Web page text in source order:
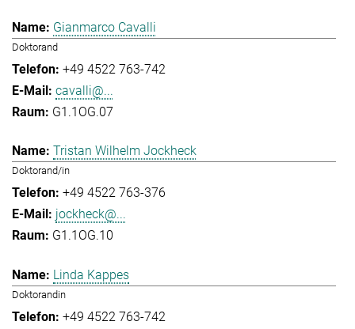
Gianmarco Cavalli
Doktorand
+49 4522 763-742
cavalli@...
G1.1OG.07
Tristan Wilhelm Jockheck
Doktorand/in
+49 4522 763-376
jockheck@...
G1.1OG.10
Linda Kappes
Doktorandin
+49 4522 763-742